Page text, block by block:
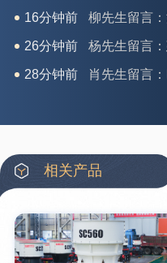
26分钟前 杨先生留言：
28分钟前 肖先生留言：
31分钟前 马女士留言：
42分钟前 蒋先生留言
3分钟前 王先生留言：水
6分钟前 姚女士留言：这款
12分钟前 宋先生留言：
相关产品